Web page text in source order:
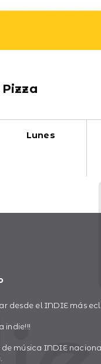
Lunes
desde el INDIE más
indie!!!
de música INDIE